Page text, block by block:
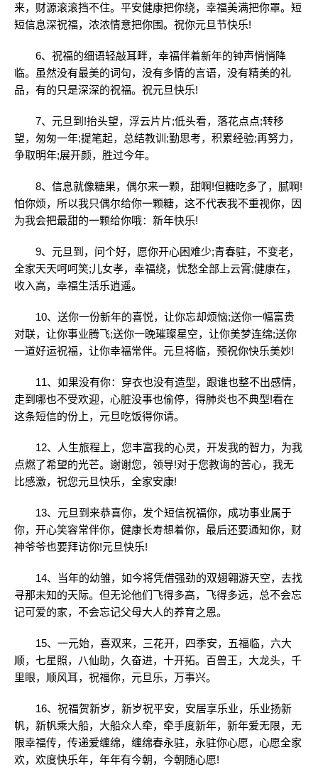
来，财源滚滚挡不住。平安健康把你绕，幸福美满把你罩。短
短信息深祝福，浓浓情意把你围。祝你元旦节快乐!
6、祝福的细语轻敲耳畔，幸福伴着新年的钟声悄悄降
临。虽然没有最美的词句，没有多情的言语，没有精美的礼
品，有的只是深深的祝福。祝元旦快乐!
7、元旦到!抬头望，浮云片片;低头看，落花点点;转移
望，匆匆一年;提笔起，总结教训;勤思考，积累经验;再努力，
争取明年;展开颜，胜过今年。
8、信息就像糖果，偶尔来一颗，甜啊!但糖吃多了，腻啊!
怕你烦，所以我只偶尔给你一颗糖，这不代表我不重视你，因
为我会把最甜的一颗给你哦：新年快乐!
9、元旦到，问个好，愿你开心困难少;青春驻，不变老，
全家天天呵呵笑;儿女孝，幸福绕，忧愁全部上云霄;健康在，
收入高，幸福生活乐逍遥。
10、送你一份新年的喜悦，让你忘却烦恼;送你一幅富贵
对联，让你事业腾飞;送你一晚璀璨星空，让你美梦连绵;送你
一道好运祝福，让你幸福常伴。元旦将临，预祝你快乐美妙!
11、如果没有你：穿衣也没有造型，跟谁也整不出感情，
走到哪也不受欢迎，心脏没事也偷停，得肺炎也不典型!看在
这条短信的份上，元旦吃饭得你请。
12、人生旅程上，您丰富我的心灵，开发我的智力，为我
点燃了希望的光芒。谢谢您，领导!对于您教诲的苦心，我无
比感激，祝您元旦快乐，全家安康!
13、元旦到来恭喜你，发个短信祝福你，成功事业属于
你，开心笑容常伴你，健康长寿想着你，最后还要通知你，财
神爷爷也要拜访你!元旦快乐!
14、当年的幼雏，如今将凭借强劲的双翅翱游天空，去找
寻那未知的天际。但无论他们飞得多高，飞得多远，总不会忘
记可爱的家，不会忘记父母大人的养育之恩。
15、一元始，喜双来，三花开，四季安，五福临，六大
顺，七星照，八仙助，久奋进，十开拓。百兽王，大龙头，千
里眼，顺风耳，祝福你，元旦乐，万事兴。
16、祝福贺新岁，新岁祝平安，安居享乐业，乐业扬新
帆，新帆乘大船，大船众人牵，牵手度新年，新年爱无限，无
限幸福传，传递爱缠绵，缠绵春永驻，永驻你心愿，心愿全家
欢，欢度快乐年，年年有今朝，今朝随心愿!